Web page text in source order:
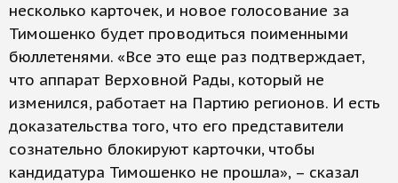
несколько карточек, и новое голосование за
Тимошенко будет проводиться поименными
бюллетенями. «Все это еще раз подтверждает,
что аппарат Верховной Рады, который не
изменился, работает на Партию регионов. И есть
доказательства того, что его представители
сознательно блокируют карточки, чтобы
кандидатура Тимошенко не прошла», – сказал